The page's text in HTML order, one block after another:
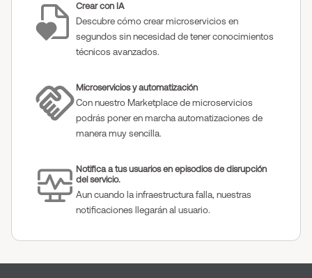
Crear con IA
Descubre cómo crear microservicios en
segundos sin necesidad de tener conocimientos
técnicos avanzados.
Microservicios y automatización
Con nuestro Marketplace de microservicios
podrás poner en marcha automatizaciones de
manera muy sencilla.
Notifica a tus usuarios en episodios de disrupción
del servicio.
Aun cuando la infraestructura falla, nuestras
notificaciones llegarán al usuario.